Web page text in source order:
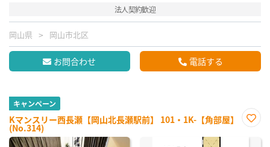
法人契約歓迎
岡山県 岡山市北区
お問合わせ 電話する
キャンペーン
Kマンスリー西長瀬【岡山北長瀬駅前】 101・1K-【角部屋】
(No.314)
に入